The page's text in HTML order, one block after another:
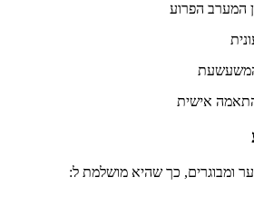
הפרוע
אישית
כך שהיא מושלמת ל: